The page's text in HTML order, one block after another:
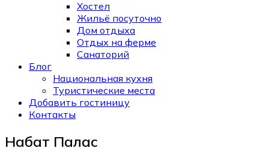
Хостел
Жильё посуточно
Дом отдыха
Отдых на ферме
Санаторий
Блог
Национальная кухня
Туристические места
Добавить гостиницу
Контакты
Набат Палас